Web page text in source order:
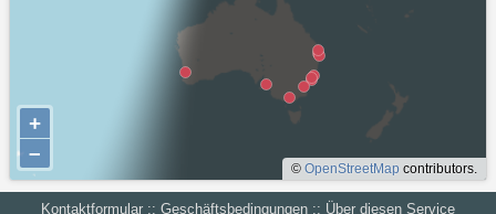
+
–
© OpenStreetMap contributors.
Kontaktformular :: Geschäftsbedingungen :: Über diesen Service